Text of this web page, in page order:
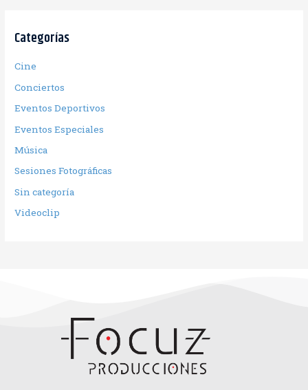
Categorías
Cine
Conciertos
Eventos Deportivos
Eventos Especiales
Música
Sesiones Fotográficas
Sin categoría
Videoclip